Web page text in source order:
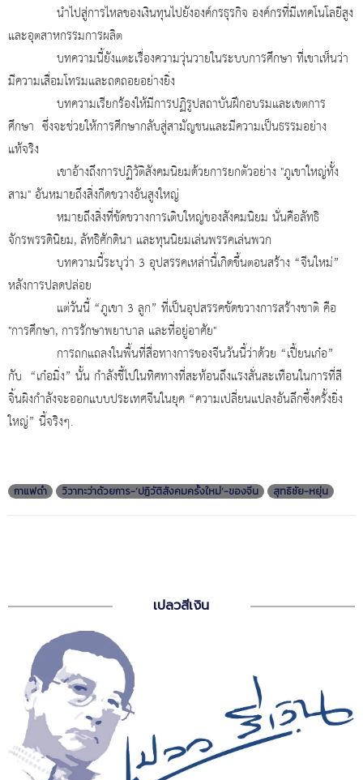
นำไปสู่การไหลของเงินทุนไปยังองค์กรธุรกิจ องค์กรที่มีเทคโนโลยีสูง
และอุตสาหกรรมการผลิต
บทความนี้ยังแตะเรื่องความวุ่นวายในระบบการศึกษา ที่เขาเห็นว่า
มีความเสื่อมโทรมและถดถอยอย่างยิ่ง
บทความเรียกร้องให้มีการปฏิรูปสถาบันฝึกอบรมและเขตการ
ศึกษา ซึ่งจะช่วยให้การศึกษากลับสู่สามัญชนและมีความเป็นธรรมอย่าง
แท้จริง
เขาอ้างถึงการปฏิวัติสังคมนิยมด้วยการยกตัวอย่าง "ภูเขาใหญ่ทั้ง
สาม" อันหมายถึงสิ่งกีดขวางอันสูงใหญ่
หมายถึงสิ่งที่ขัดขวางการเติบใหญ่ของสังคมนิยม นั่นคือลัทธิ
จักรพรรดินิยม, ลัทธิศักดินา และทุนนิยมเล่นพรรคเล่นพวก
บทความนี้ระบุว่า 3 อุปสรรคเหล่านี้เกิดขึ้นตอนสร้าง “จีนใหม่”
หลังการปลดปล่อย
แต่วันนี้ “ภูเขา 3 ลูก” ที่เป็นอุปสรรคขัดขวางการสร้างชาติ คือ
"การศึกษา, การรักษาพยาบาล และที่อยู่อาศัย"
การถกแถลงในพื้นที่สื่อทางการของจีนวันนี้ว่าด้วย “เปี้ยนเก๋อ”
กับ “เก๋อมิ่ง” นั้น กำลังชี้ไปในทิศทางที่สะท้อนถึงแรงสั่นสะเทือนในการที่สี
จิ้นผิงกำลังจะออกแบบประเทศจีนในยุค “ความเปลี่ยนแปลงอันลึกซึ้งครั้งยิ่ง
ใหญ่” นี้จริงๆ.
กาแฟดำ วิวาทะว่าด้วยการ-‘ปฏิวัติสังคมครั้งใหม่’-ของจีน สุทธิชัย-หยุ่น
เปลวสีเงิน